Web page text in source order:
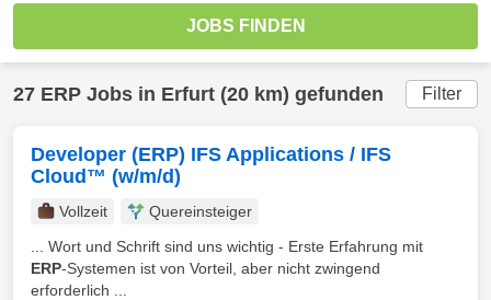
27 ERP Jobs in Erfurt (20 km) gefunden Filter
Developer (ERP) IFS Applications / IFS
Cloud™ (w/m/d)
Vollzeit
Quereinsteiger
... Wort und Schrift sind uns wichtig - Erste Erfahrung mit
ERP-Systemen ist von Vorteil, aber nicht zwingend
erforderlich ...